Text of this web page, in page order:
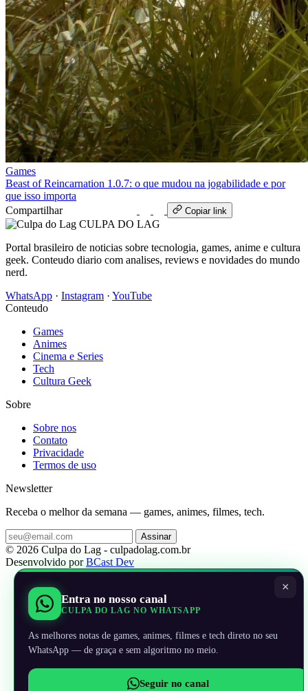
Games
Beast of Reincarnation 1.0.7: o que mudou na jogabilidade e por
que isso importa
Compartilhar
Copiar link
CULPA DO LAG
Portal brasileiro de noticias sobre tecnologia, games, anime e cultura
geek. Conteudo diario com analises, reviews e novidades do mundo
nerd.
WhatsApp · Instagram · YouTube
Conteudo
Games
Animes
Cinema e Series
Tech
Cultura Geek
Sobre
Sobre nos
Contato
Privacidade
Termos de uso
Newsletter
Receba o melhor da semana — games, animes, filmes, tech.
Assinar
© 2026 Culpa do Lag - culpadolag.com.br
Desenvolvido porBCast Dev
×
Entra no nosso canal
CULPA DO LAG NO WHATSAPP
As melhores notas de games, animes, filmes e tech direto no seu
WhatsApp — de graça e sem algoritmo no meio.
Seguir no canal